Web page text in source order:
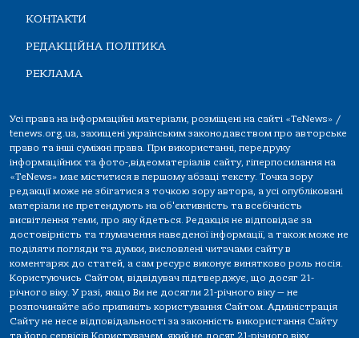
КОНТАКТИ
РЕДАКЦІЙНА ПОЛІТИКА
РЕКЛАМА
Усі права на інформаційні матеріали, розміщені на сайті «TeNews» /
tenews.org.ua, захищені українським законодавством про авторське
право та інші суміжні права. При використанні, передруку
інформаційних та фото-,відеоматеріалів сайту, гіперпосилання на
«TeNews» має міститися в першому абзаці тексту. Точка зору
редакції може не збігатися з точкою зору автора, а усі опубліковані
матеріали не претендують на об'єктивність та всебічність
висвітлення теми, про яку йдеться. Редакція не відповідає за
достовірність та тлумачення наведеної інформації, а також може не
поділяти погляди та думки, висловлені читачами сайту в
коментарях до статей, а сам ресурс виконує винятково роль носія.
Користуючись Сайтом, відвідувач підтверджує, що досяг 21-
річного віку. У разі, якщо Ви не досягли 21-річного віку — не
розпочинайте або припиніть користування Сайтом. Адміністрація
Сайту не несе відповідальності за законність використання Сайту
та його сервісів Користувачем, який не досяг 21-річного віку.